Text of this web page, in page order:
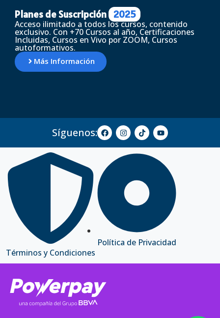
Planes de Suscripción 2025
Acceso ilimitado a todos los cursos, contenido
exclusivo. Con +70 Cursos al año, Certificaciones
Incluidas, Cursos en Vivo por ZOOM, Cursos
autoformativos.
Más Información
Síguenos:
Términos y Condiciones
Política de Privacidad